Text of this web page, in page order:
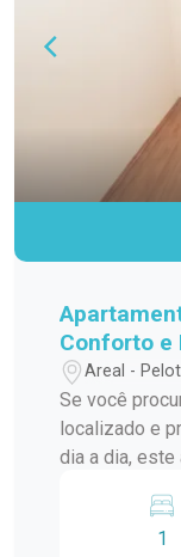
Conforto e
Pelotas
Areal -
Se você
localizado e
dia a dia, este
próximo ao
de Almeida,1